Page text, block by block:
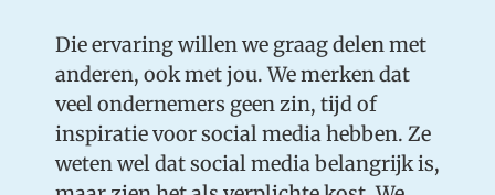
Die ervaring willen we graag delen met
anderen, ook met jou. We merken dat
veel ondernemers geen zin, tijd of
inspiratie voor social media hebben. Ze
weten wel dat social media belangrijk is,